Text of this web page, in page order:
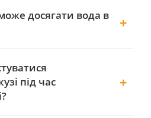
досягати вода в
під час